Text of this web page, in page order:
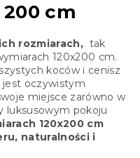
200 cm
rozmiarach, tak
120x200 cm.
koców i cenisz
jest oczywistym
miejsce zarówno w
luksusowym pokoju
120x200 cm
naturalności i